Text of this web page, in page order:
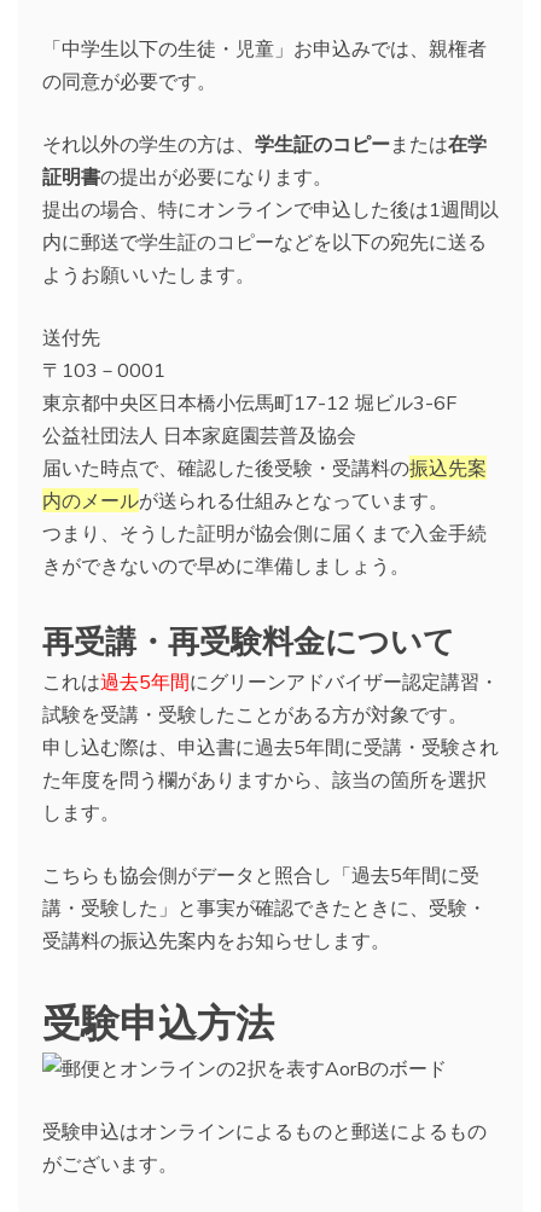
「中学生以下の生徒・児童」お申込みでは、親権者
の同意が必要です。
それ以外の学生の方は、 学生証のコピーまたは在学
証明書の提出が必要になります。
提出の場合、特にオンラインで申込した後は1週間以
内に郵送で学生証のコピーなどを以下の宛先に送る
ようお願いいたします。
送付先
〒103－0001
東京都中央区日本橋小伝馬町17-12 堀ビル3-6F
公益社団法人 日本家庭園芸普及協会
届いた時点で、確認した後受験・受講料の振込先案
内のメールが送られる仕組みとなっています。
つまり、そうした証明が協会側に届くまで入金手続
きができないので早めに準備しましょう。
再受講・再受験料金について
これは過去5年間にグリーンアドバイザー認定講習・
試験を受講・受験したことがある方が対象です。
申し込む際は、申込書に過去5年間に受講・受験され
た年度を問う欄がありますから、該当の箇所を選択
します。
こちらも協会側がデータと照合し「過去5年間に受
講・受験した」と事実が確認できたときに、受験・
受講料の振込先案内をお知らせします。
受験申込方法
受験申込はオンラインによるものと郵送によるもの
がございます。